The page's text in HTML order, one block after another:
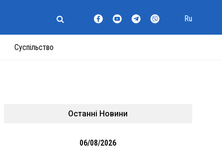
Суспільство
Ru
Останні Новини
06/08/2026